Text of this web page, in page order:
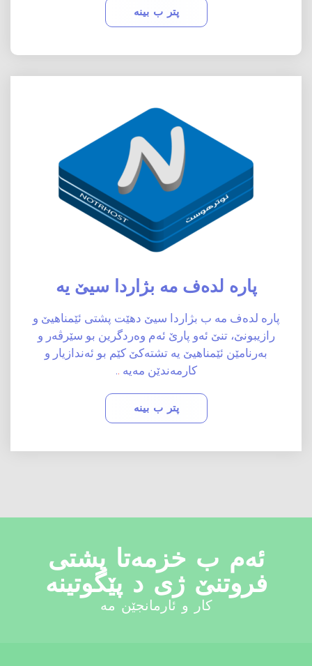
پتر ب بینە
پارە لدەف مە بژاردا سیێ یە
پارە لدەف مە ب بژاردا سیێ دهێت پشتی ئێمناهیێ و
رازیبونێ، تنێ ئەو پارێ ئەم وەردگرین بو سێرڤەر و
بەرنامێن ئێمناهیێ یە تشتەکێ کێم بو ئەندازیار و
کارمەندێن مەیە .
.
پتر ب بینە
ئەم ب خزمەتا پشتی
فروتنێ ژی د پێگوتینە
کار و ئارمانجێن مە